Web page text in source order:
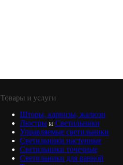
Товары и услуги
Шторы, карнизы, жалюзи
Люстры и Светильники
Управляемые светильники
Светильники настенные
Светильники точечные
Светильники для ванной